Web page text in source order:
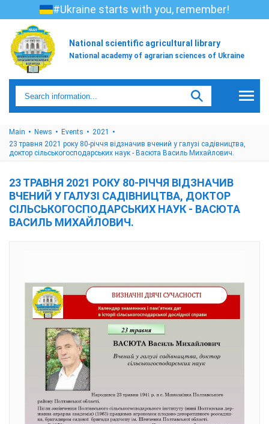
#Ukraine starts with you, remember!
National scientific agricultural library
National academy of agrarian sciences of Ukraine
Main News Events
2021
23 травня 2021 року 80-річчя відзначив вчений у галузі садівництва,
доктор сільськогосподарських наук - Васюта Василь Михайлович.
23 ТРАВНЯ 2021 РОКУ 80-РІЧЧЯ ВІДЗНАЧИВ
ВЧЕНИЙ У ГАЛУЗІ САДІВНИЦТВА, ДОКТОР
СІЛЬСЬКОГОСПОДАРСЬКИХ НАУК - ВАСЮТА
ВАСИЛЬ МИХАЙЛОВИЧ.